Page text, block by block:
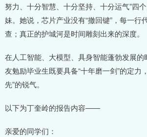
努力、十分智慧、十分坚持、十分运气”四
妹。她说，芯片产业没有“撤回键”，每一行
查；真正的护城河是时间雕刻出来的深度。
在人工智能、大模型、具身智能蓬勃发展的
友勉励毕业生既要具备“十年磨一剑”的定力
先”的锐气。
以下为丁奎岭的报告内容——
亲爱的同学们：